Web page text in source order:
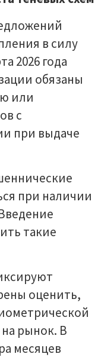
в силу
2026 года
обязаны
или
с
при выдаче
при наличии
такие
оценить,
рынок. В
месяцев